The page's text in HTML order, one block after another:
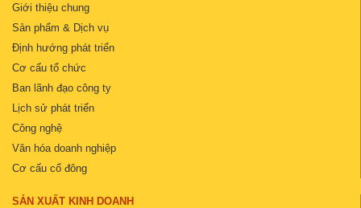
Giới thiệu chung
Sản phẩm & Dịch vụ
Định hướng phát triển
Cơ cấu tổ chức
Ban lãnh đạo công ty
Lịch sử phát triển
Công nghệ
Văn hóa doanh nghiệp
Cơ cấu cổ đông
SẢN XUẤT KINH DOANH